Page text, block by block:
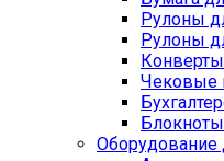
Рулоны
Рулоны
Конверты
Чековые
Блокноты
Оборудование